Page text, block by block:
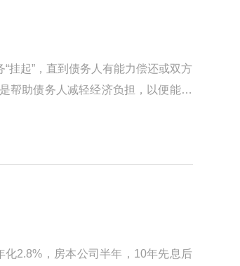
挂起”，直到债务人有能力偿还或双方
帮助债务人减轻经济负担，以便能在
2.8%，房本公司半年，10年先息后